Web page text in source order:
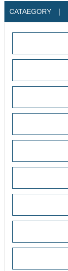
CATAEGORY ｜